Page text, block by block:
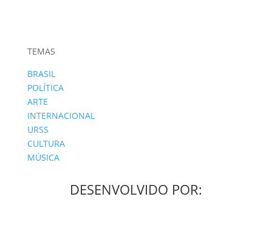
TEMAS
BRASIL
POLÍTICA
ARTE
INTERNACIONAL
URSS
CULTURA
MÚSICA
DESENVOLVIDO POR: